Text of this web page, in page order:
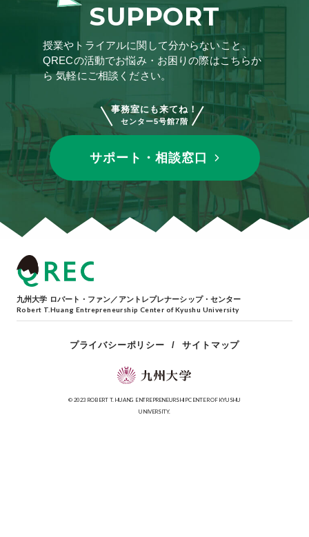
SUPPORT
授業やトライアルに関して分からないこと、
QRECの活動でお悩み・お困りの際はこちらか
ら気軽にご相談ください。
事務室にも来てね！
センター5号館7階
サポート・相談窓口
九州大学 ロバート・ファン／アントレプレナーシップ・センター
Robert T.Huang Entrepreneurship Center of Kyushu University
プライバシーポリシー サイトマップ
© 2023 ROBERT T. HUANG ENTREPRENEURSHIP CENTER OF KYUSHU
UNIVERSITY.